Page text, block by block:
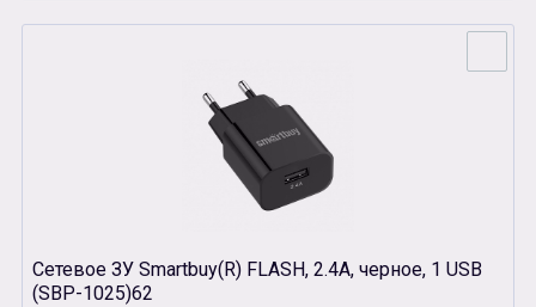
Сетевое ЗУ Smartbuy(R) FLASH, 2.4A, черное, 1 USB
(SBP-1025)62